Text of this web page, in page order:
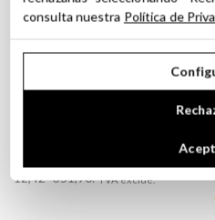
12,42- 351,90. TVA exclue.
consulta nuestra Política de